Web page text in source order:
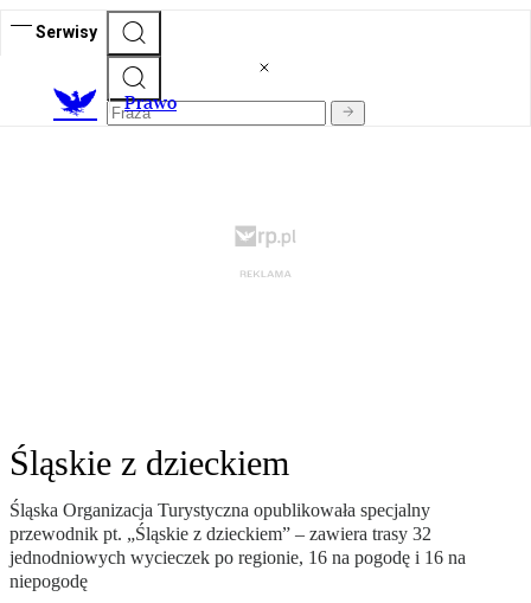
Serwisy
Prawo
Śląskie z dzieckiem
Śląska Organizacja Turystyczna opublikowała specjalny
przewodnik pt. „Śląskie z dzieckiem” – zawiera trasy 32
jednodniowych wycieczek po regionie, 16 na pogodę i 16 na
niepogodę